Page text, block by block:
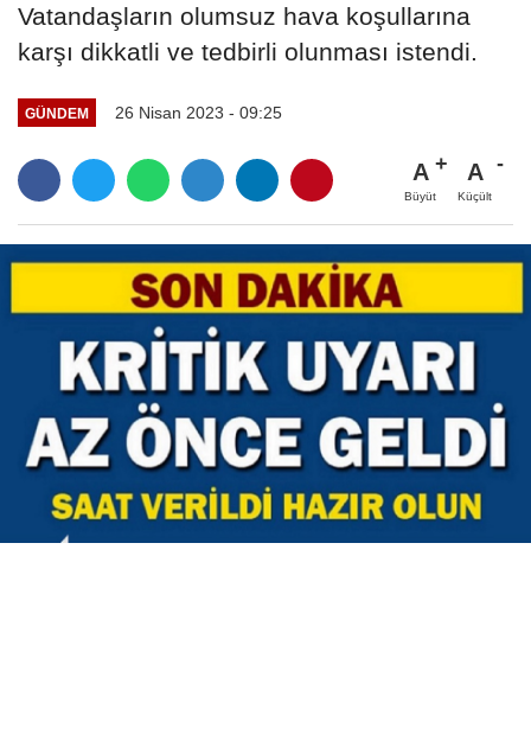
Vatandaşların olumsuz hava koşullarına
karşı dikkatli ve tedbirli olunması istendi.
GÜNDEM 26 Nisan 2023 - 09:25
A
Büyüt
A
Küçült